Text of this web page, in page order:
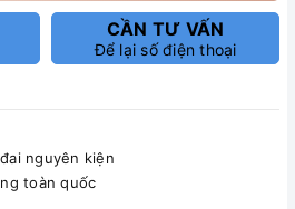
CẦN TƯ VẤN
Để lại số điện thoại
nguyên kiện
toàn quốc